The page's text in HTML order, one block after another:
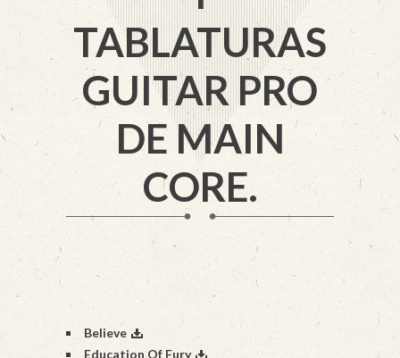
TABLATURAS
GUITAR PRO
DE MAIN
CORE.
Believe
Education Of Fury